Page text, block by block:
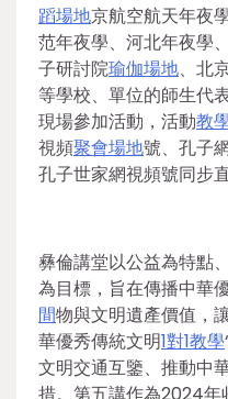
蹈場地京航空航天年夜
范年夜學、河北年夜學
子研討院瑜伽場地、北
等學校、單位的師生代
現場參加活動，活動教
視頻聚會場地號、孔子
孔子世家網視頻號同步
彝倫講堂以公益為特點
為目標，旨在傳播中華
間物與文明遺產價值，
華優秀傳統文明1對1教學
文明交通互鑒、推動中